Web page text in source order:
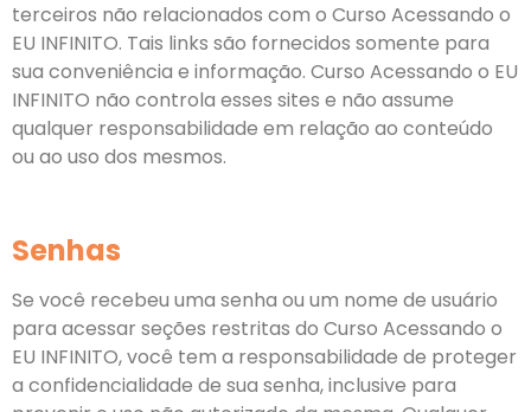
terceiros não relacionados com o Curso Acessando o
EU INFINITO. Tais links são fornecidos somente para
sua conveniência e informação. Curso Acessando o EU
INFINITO não controla esses sites e não assume
qualquer responsabilidade em relação ao conteúdo
ou ao uso dos mesmos.
Senhas
Se você recebeu uma senha ou um nome de usuário
para acessar seções restritas do Curso Acessando o
EU INFINITO, você tem a responsabilidade de proteger
a confidencialidade de sua senha, inclusive para